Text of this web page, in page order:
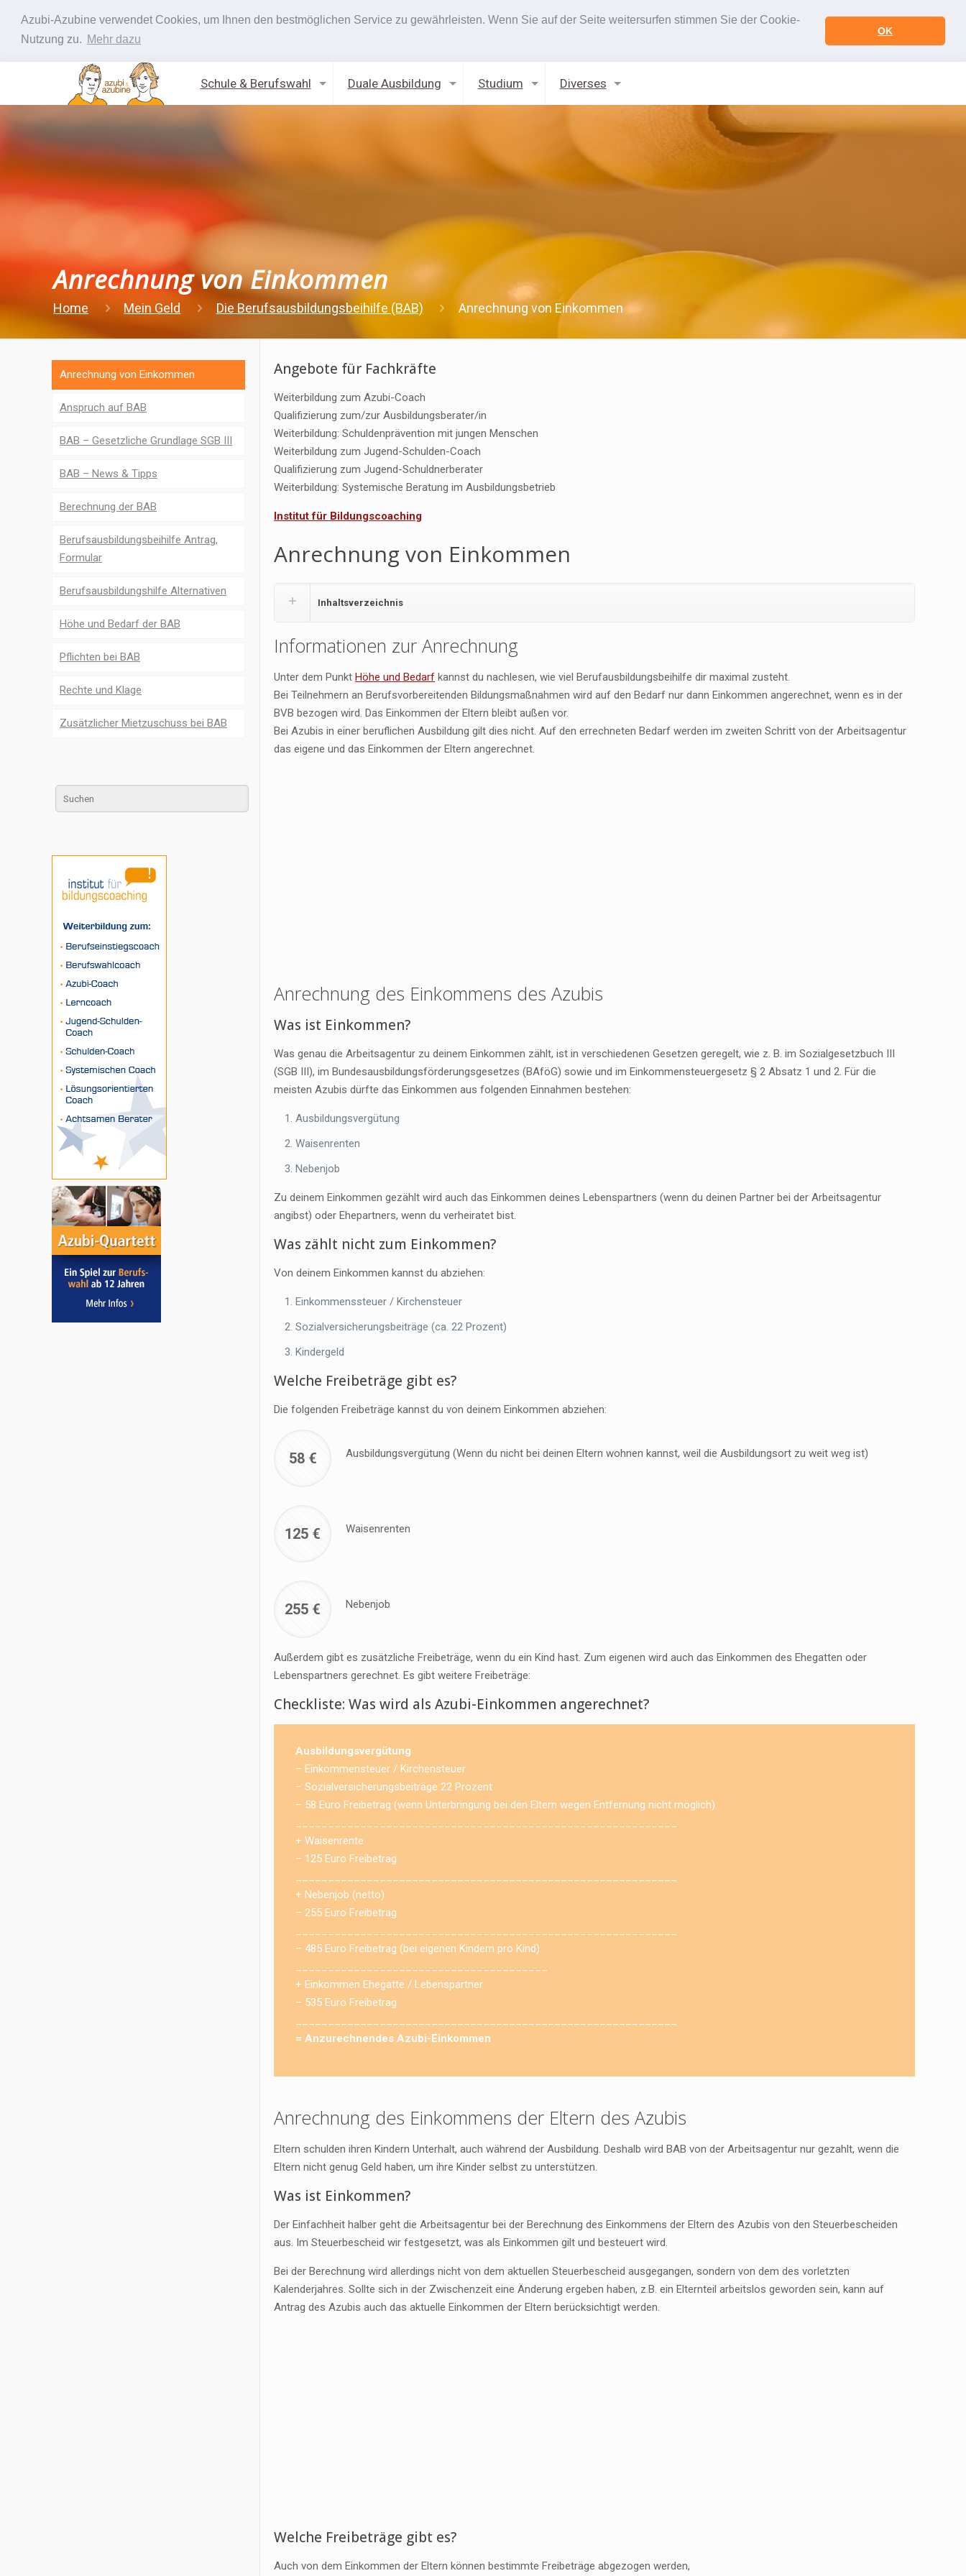
Azubi-Azubine verwendet Cookies, um Ihnen den bestmöglichen Service zu gewährleisten. Wenn Sie auf der Seite weitersurfen stimmen Sie der Cookie-
Nutzung zu. Mehr dazu
OK
Schule & Berufswahl Duale Ausbildung Studium Diverses
Anrechnung von Einkommen
Home Mein Geld Die Berufsausbildungsbeihilfe (BAB) Anrechnung von Einkommen
Angebote für Fachkräfte
Weiterbildung zum Azubi-Coach
Qualifizierung zum/zur Ausbildungsberater/in
Weiterbildung: Schuldenprävention mit jungen Menschen
Weiterbildung zum Jugend-Schulden-Coach
Qualifizierung zum Jugend-Schuldnerberater
Weiterbildung: Systemische Beratung im Ausbildungsbetrieb
Institut für Bildungscoaching
Anrechnung von Einkommen
Inhaltsverzeichnis
Informationen zur Anrechnung
Unter dem PunktHöhe und Bedarf kannst du nachlesen, wie viel Berufausbildungsbeihilfe dir maximal zusteht.
Bei Teilnehmern an Berufsvorbereitenden Bildungsmaßnahmen wird auf den Bedarf nur dann Einkommen angerechnet, wenn es in der
BVB bezogen wird. Das Einkommen der Eltern bleibt außen vor.
Bei Azubis in einer beruflichen Ausbildung gilt dies nicht. Auf den errechneten Bedarf werden im zweiten Schritt von der Arbeitsagentur
das eigene und das Einkommen der Eltern angerechnet.
Anrechnung des Einkommens des Azubis
Was ist Einkommen?
Was genau die Arbeitsagentur zu deinem Einkommen zählt, ist in verschiedenen Gesetzen geregelt, wie z. B. im Sozialgesetzbuch III
(SGB III), im Bundesausbildungsförderungsgesetzes (BAföG) sowie und im Einkommensteuergesetz § 2 Absatz 1 und 2. Für die
meisten Azubis dürfte das Einkommen aus folgenden Einnahmen bestehen:
Ausbildungsvergütung
Waisenrenten
Nebenjob
Zu deinem Einkommen gezählt wird auch das Einkommen deines Lebenspartners (wenn du deinen Partner bei der Arbeitsagentur
angibst) oder Ehepartners, wenn du verheiratet bist.
Was zählt nicht zum Einkommen?
Von deinem Einkommen kannst du abziehen:
Einkommenssteuer / Kirchensteuer
Sozialversicherungsbeiträge (ca. 22 Prozent)
Kindergeld
Welche Freibeträge gibt es?
Die folgenden Freibeträge kannst du von deinem Einkommen abziehen:
58 € Ausbildungsvergütung (Wenn du nicht bei deinen Eltern wohnen kannst, weil die Ausbildungsort zu weit weg ist)
125 € Waisenrenten
255 € Nebenjob
Außerdem gibt es zusätzliche Freibeträge, wenn du ein Kind hast. Zum eigenen wird auch das Einkommen des Ehegatten oder
Lebenspartners gerechnet. Es gibt weitere Freibeträge:
Checkliste: Was wird als Azubi-Einkommen angerechnet?
Ausbildungsvergütung
– Einkommensteuer / Kirchensteuer
– Sozialversicherungsbeiträge 22 Prozent
– 58 Euro Freibetrag (wenn Unterbringung bei den Eltern wegen Entfernung nicht möglich)
+ Waisenrente
– 125 Euro Freibetrag
+ Nebenjob (netto)
– 255 Euro Freibetrag
– 485 Euro Freibetrag (bei eigenen Kindern pro Kind)
+ Einkommen Ehegatte / Lebenspartner
– 535 Euro Freibetrag
= Anzurechnendes Azubi-Einkommen
Anrechnung des Einkommens der Eltern des Azubis
Eltern schulden ihren Kindern Unterhalt, auch während der Ausbildung. Deshalb wird BAB von der Arbeitsagentur nur gezahlt, wenn die
Eltern nicht genug Geld haben, um ihre Kinder selbst zu unterstützen.
Was ist Einkommen?
Der Einfachheit halber geht die Arbeitsagentur bei der Berechnung des Einkommens der Eltern des Azubis von den Steuerbescheiden
aus. Im Steuerbescheid wir festgesetzt, was als Einkommen gilt und besteuert wird.
Bei der Berechnung wird allerdings nicht von dem aktuellen Steuerbescheid ausgegangen, sondern von dem des vorletzten
Kalenderjahres. Sollte sich in der Zwischenzeit eine Änderung ergeben haben, z.B. ein Elternteil arbeitslos geworden sein, kann auf
Antrag des Azubis auch das aktuelle Einkommen der Eltern berücksichtigt werden.
Welche Freibeträge gibt es?
Auch von dem Einkommen der Eltern können bestimmte Freibeträge abgezogen werden,
Anrechnung von Einkommen
Anspruch auf BAB
BAB – Gesetzliche Grundlage SGB III
BAB – News & Tipps
Berechnung der BAB
Berufsausbildungsbeihilfe Antrag,
Formular
Berufsausbildungshilfe Alternativen
Höhe und Bedarf der BAB
Pflichten bei BAB
Rechte und Klage
Zusätzlicher Mietzuschuss bei BAB